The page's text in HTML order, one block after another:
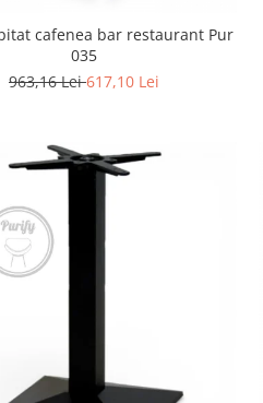
cafenea bar restaurant Pur
035
963,16 Lei617,10 Lei